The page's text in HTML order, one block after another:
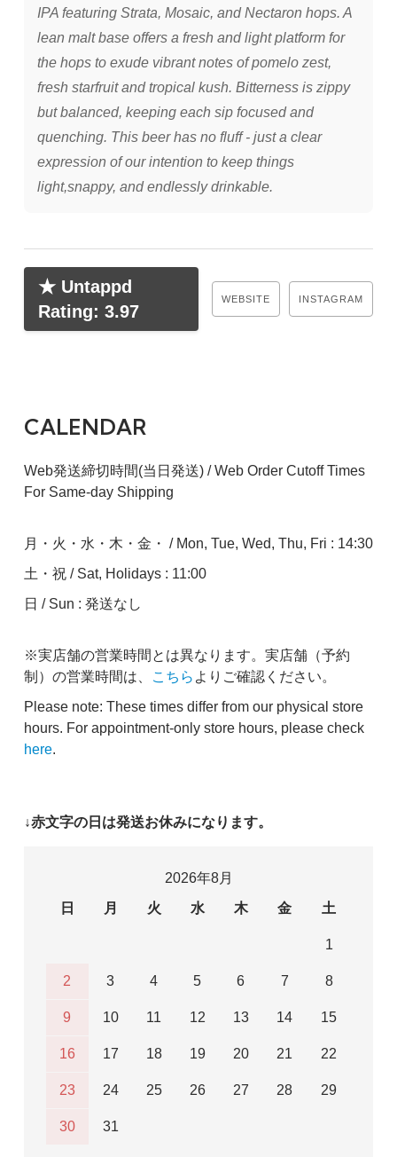
IPA featuring Strata, Mosaic, and Nectaron hops. A
lean malt base offers a fresh and light platform for
the hops to exude vibrant notes of pomelo zest,
fresh starfruit and tropical kush. Bitterness is zippy
but balanced, keeping each sip focused and
quenching. This beer has no fluff - just a clear
expression of our intention to keep things
light,snappy, and endlessly drinkable.
★ Untappd
Rating: 3.97
WEBSITE INSTAGRAM
CALENDAR
Web発送締切時間(当日発送) / Web Order Cutoff Times
For Same-day Shipping
月・火・水・木・金・ / Mon, Tue, Wed, Thu, Fri : 14:30
土・祝 / Sat, Holidays : 11:00
日 / Sun : 発送なし
※実店舗の営業時間とは異なります。実店舗（予約
制）の営業時間は、
こちら よりご確認ください。
Please note: These times differ from our physical store
hours. For appointment-only store hours, please check
here.
↓赤文字の日は発送お休みになります。
2026年8月
日
月 火 水 木 金 土
1
2 3 4 5 6 7 8
9 10 11 12 13 14 15
16 17 18 19 20 21 22
23 24 25 26 27 28 29
30 31